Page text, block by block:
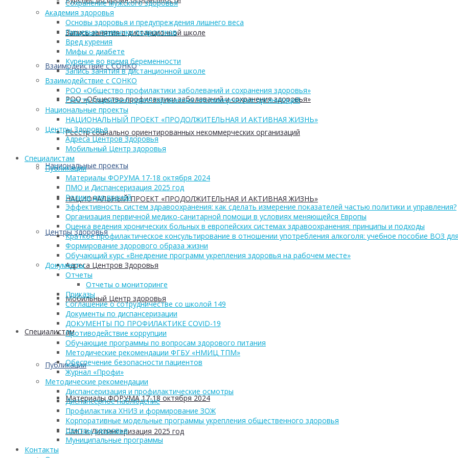
Запись занятия в дистанционной школе
Взаимодействие с СОНКО
РОО «Общество профилактики заболеваний и сохранения здоровья»
Реестр социально ориентированных некоммерческих организаций
Национальные проекты
НАЦИОНАЛЬНЫЙ ПРОЕКТ «ПРОДОЛЖИТЕЛЬНАЯ И АКТИВНАЯ ЖИЗНЬ»
Центры Здоровья
Адреса Центров Здоровья
Мобильный Центр здоровья
Cпециалистам
Публикации
Материалы ФОРУМА 17-18 октября 2024
ПМО и Диспансеризация 2025 год
Сохранение мужского здоровья
Академия здоровья
Основы здоровья и предупреждения лишнего веса
Пищевые привычки подростков
Вред курения
Мифы о диабете
Курение во время беременности
Запись занятия в дистанционной школе
Взаимодействие с СОНКО
РОО «Общество профилактики заболеваний и сохранения здоровья»
Реестр социально ориентированных некоммерческих организаций
Национальные проекты
НАЦИОНАЛЬНЫЙ ПРОЕКТ «ПРОДОЛЖИТЕЛЬНАЯ И АКТИВНАЯ ЖИЗНЬ»
Центры Здоровья
Адреса Центров Здоровья
Мобильный Центр здоровья
Cпециалистам
Публикации
Материалы ФОРУМА 17-18 октября 2024
ПМО и Диспансеризация 2025 год
Ролики для врачей
Эффективность систем здравоохранения: как сделать измерение показателей частью политики и управления?
Организация первичной медико-санитарной помощи в условиях меняющейся Европы
Оценка ведения хронических больных в европейских системах здравоохранения: принципы и подходы
Краткое профилактическое консультирование в отношении употребления алкоголя: учебное пособие ВОЗ
Формирование здорового образа жизни
Обучающий курс «Внедрение программ укрепления здоровья на рабочем месте»
Документы
Отчеты
Отчеты о мониторинге
Приказы
Соглашение о сотрудничестве со школой 149
Документы по диспансеризации
ДОКУМЕНТЫ ПО ПРОФИЛАКТИКЕ COVID-19
Противодействие коррупции
Обучающие программы по вопросам здорового питания
Методические рекомендации ФГБУ «НМИЦ ТПМ»
Обеспечение безопасности пациентов
Журнал «Профи»
Методические рекомендации
Диспансеризация и профилактические осмотры
Диспансерное наблюдение
Профилактика ХНИЗ и формирование ЗОЖ
Корпоративные модельные программы укрепления общественного здоровья
Центры здоровья
Муниципальные программы
Контакты